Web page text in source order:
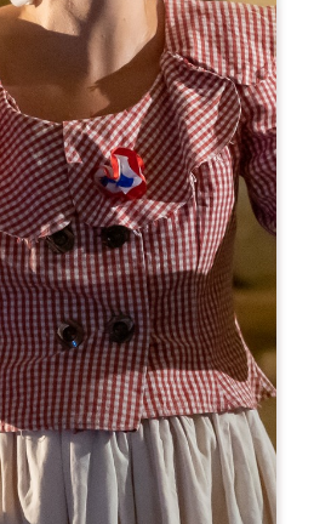
5€
de Rauzan
du château
RAUZAN
57 84 03 88
DI APERTURA
M G L A S O N D
DI APERTURA
M
AM
PM
G
AM
S
AM
D